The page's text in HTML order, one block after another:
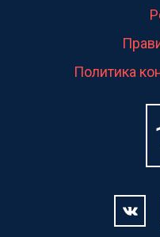
Политика